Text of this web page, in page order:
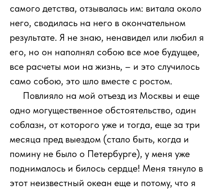
самого детства, отзывалась им: витала около
него, сводилась на него в окончательном
результате. Я не знаю, ненавидел или любил я
его, но он наполнял собою все мое будущее,
все расчеты мои на жизнь, – и это случилось
само собою, это шло вместе с ростом.
Повлияло на мой отъезд из Москвы и еще
одно могущественное обстоятельство, один
соблазн, от которого уже и тогда, еще за три
месяца пред выездом (стало быть, когда и
помину не было о Петербурге), у меня уже
поднималось и билось сердце! Меня тянуло в
этот неизвестный океан еще и потому, что я